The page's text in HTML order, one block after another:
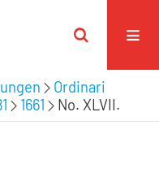
Ordinari
1661 No. XLVII.